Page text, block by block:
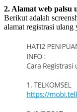
2. Alamat web palsu
Berikut adalah
alamat registrasi ulang